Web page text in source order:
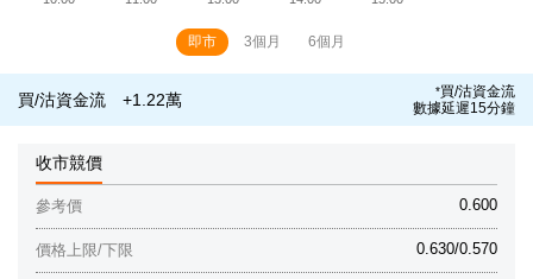
即市 3個月 6個月
買/沽資金流 +1.22萬 *買/沽資金流
數據延遲15分鐘
收市競價
0.600
參考價
0.630/0.570
價格上限/下限